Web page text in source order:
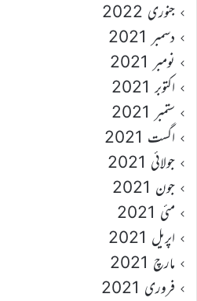
جنوری 2022
دسمبر 2021
نومبر 2021
اکتوبر 2021
ستمبر 2021
اگست 2021
جولائی 2021
جون 2021
مئی 2021
اپریل 2021
مارچ 2021
فروری 2021